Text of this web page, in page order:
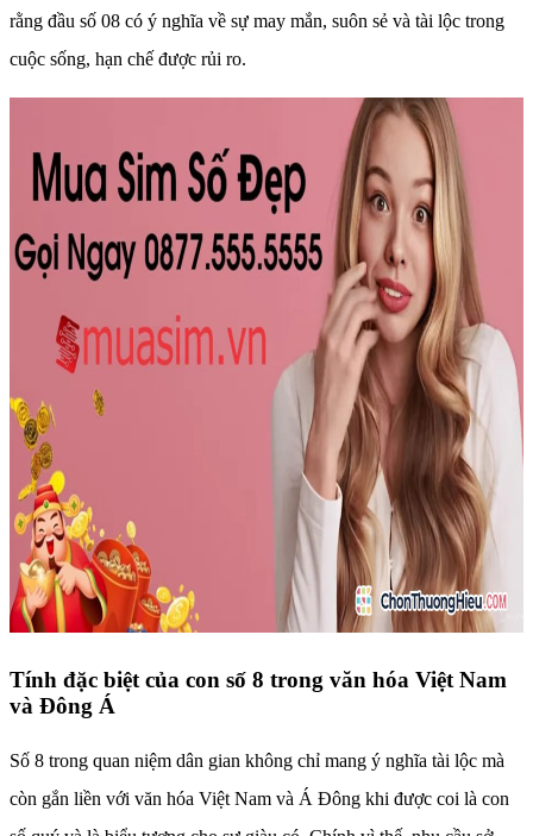
rằng đầu số 08 có ý nghĩa về sự may mắn, suôn sẻ và tài lộc trong
cuộc sống, hạn chế được rủi ro.
Tính đặc biệt của con số 8 trong văn hóa Việt Nam
và Đông Á
Số 8 trong quan niệm dân gian không chỉ mang ý nghĩa tài lộc mà
còn gắn liền với văn hóa Việt Nam và Á Đông khi được coi là con